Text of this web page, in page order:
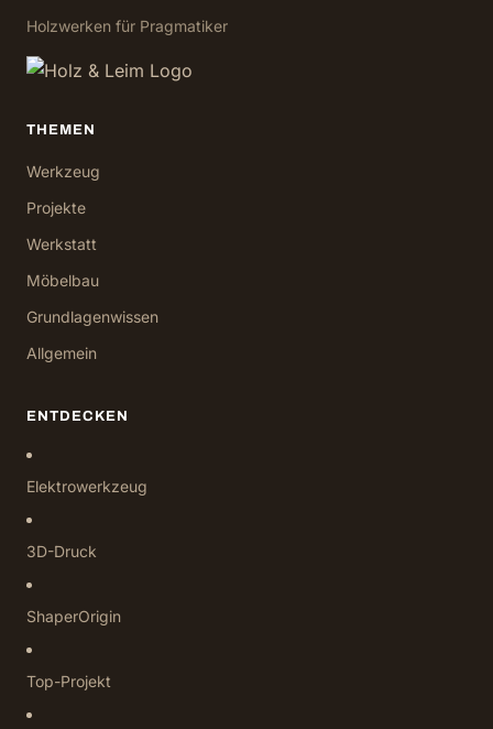
Holzwerken für Pragmatiker
THEMEN
Werkzeug
Projekte
Werkstatt
Möbelbau
Grundlagenwissen
Allgemein
ENTDECKEN
Elektrowerkzeug
3D-Druck
ShaperOrigin
Top-Projekt